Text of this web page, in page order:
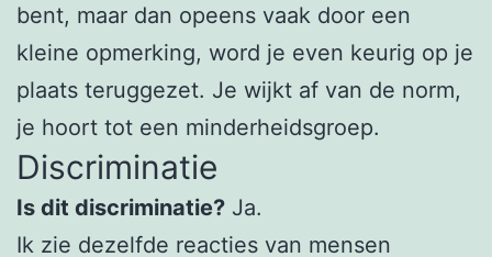
bent, maar dan opeens vaak door een
kleine opmerking, word je even keurig op je
plaats teruggezet. Je wijkt af van de norm,
je hoort tot een minderheidsgroep.
Discriminatie
Is dit discriminatie? Ja.
Ik zie dezelfde reacties van mensen